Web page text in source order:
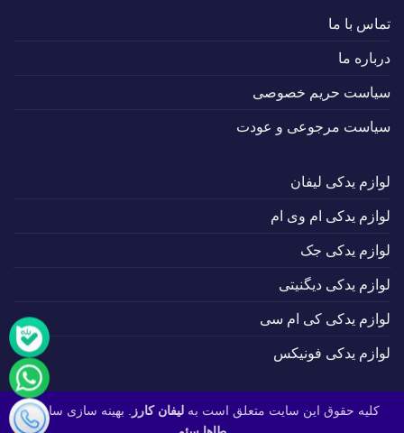
تماس با ما
درباره ما
سیاست حریم خصوصی
سیاست مرجوعی و عودت
لوازم یدکی لیفان
لوازم یدکی ام وی ام
لوازم یدکی جک
لوازم یدکی دیگنیتی
لوازم یدکی کی ام سی
لوازم یدکی فونیکس
کلیه حقوق این سایت متعلق است بهلیفان کارز
. بهینه سازی سایت :